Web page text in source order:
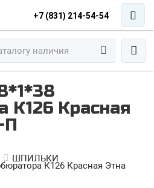
+7 (831) 214-54-54
К126 Красная
П
ШПИЛЬКИ
К126 Красная Этна